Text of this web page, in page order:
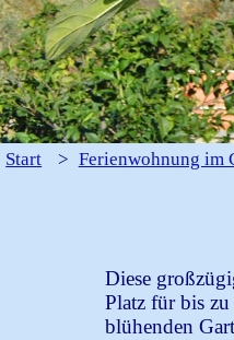
Start > Ferienwohnung im
Diese
Platz für bis zu
blühenden
Ihre
an